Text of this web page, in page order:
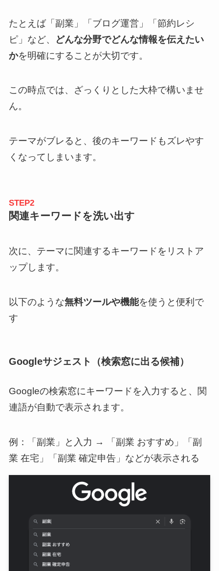
たとえば「副業」「ブログ運営」「節約レシ
ピ」など、
どんな分野でどんな情報を伝えたい
かを明確にすることが大切です。
この時点では、ざっくりとした大枠で構いませ
ん。
テーマがブレると、後のキーワードもズレやす
くなってしまいます。
STEP2
関連キーワードを洗い出す
次に、テーマに関連するキーワードをリストア
ップします。
以下のような無料ツールや機能を使うと便利で
す
Googleサジェスト（検索窓に出る候補）
Googleの検索窓にキーワードを入力すると、関
連語が自動で表示されます。
例：「副業」と入力 → 「副業 おすすめ」「副
業 在宅」「副業 確定申告」などが表示される